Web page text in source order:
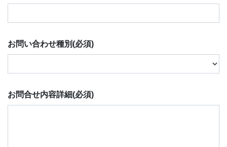
お問い合わせ種別(必須)
お問合せ内容詳細(必須)